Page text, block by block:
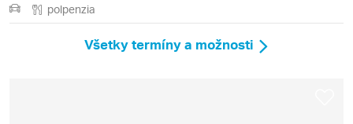
polpenzia
Všetky termíny a možnosti